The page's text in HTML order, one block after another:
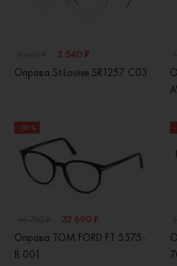
2 540 ₽
Оправа St.Louise SR1257 C03
- 30 %
32 690 ₽
Оправа TOM FORD FT 5575-
B 001